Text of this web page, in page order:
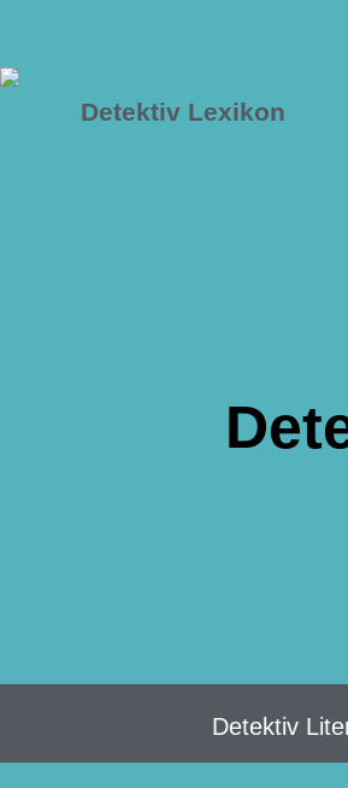
Detektiv Lexikon
Detektiv